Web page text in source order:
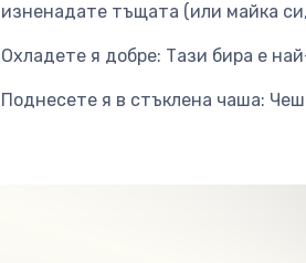
изненадате тъщата (или майка
Охладете я добре: Тази бира е
Поднесете я в стъклена чаша: